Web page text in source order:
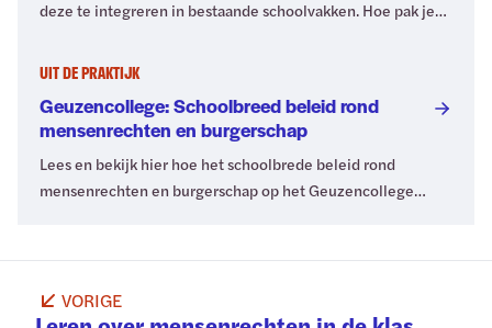
deze te integreren in bestaande schoolvakken. Hoe pak je
het in dit artikel.
Geuzencollege: Schoolbreed beleid rond
mensenrechten en burgerschap
UIT DE PRAKTIJK
Lees en bekijk hier hoe het schoolbrede beleid rond
mensenrechten en burgerschap op het Geuzencollege
VORIGE